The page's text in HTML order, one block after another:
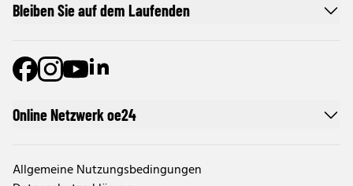
Online Netzwerk oe24
Allgemeine Nutzungsbedingungen
Bleiben Sie auf dem Laufenden